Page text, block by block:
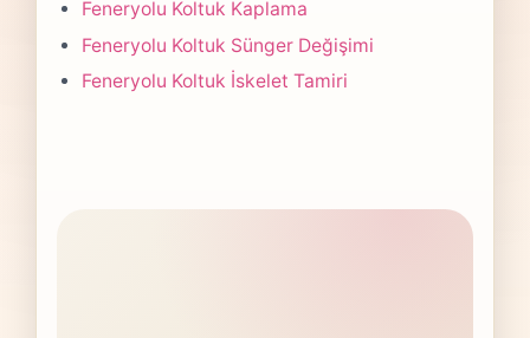
Feneryolu Koltuk Kaplama
Feneryolu Koltuk Sünger Değişimi
Feneryolu Koltuk İskelet Tamiri